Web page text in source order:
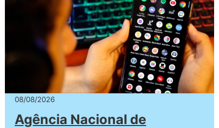
08/08/2026
Agência Nacional de